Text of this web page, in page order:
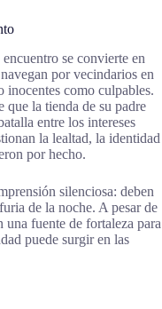
se convierte en
por vecindarios en
inocentes como culpables.
que la tienda de su padre
entre los intereses
la lealtad, la identidad
por hecho.
silenciosa: deben
de la noche. A pesar de
una fuente de fortaleza para
puede surgir en las